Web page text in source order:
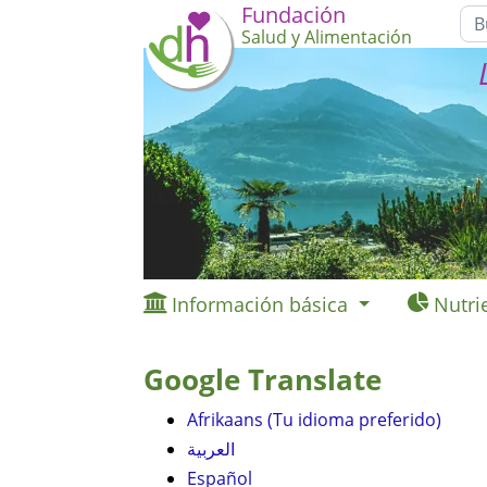
Fundación
Salud y Alimentación
Información básica
Google Translate
Afrikaans (Tu idioma preferido)
العربية
Español